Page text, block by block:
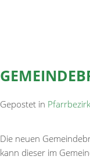
Gepostet in Pfarrbezirk
Die neuen
kann dieser im